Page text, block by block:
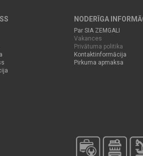
NODERĪGA
Par SIA ZEMGALI
Vakances
Privātuma politika
Kontaktinformācija
Pirkuma apmaksa